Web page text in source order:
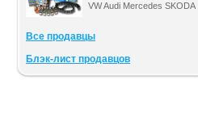
VW Audi Mercedes SKODA
Все продавцы
Блэк-лист продавцов